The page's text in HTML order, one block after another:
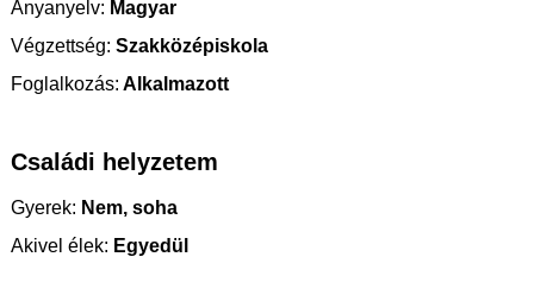
Anyanyelv: Magyar
Végzettség: Szakközépiskola
Foglalkozás: Alkalmazott
Családi helyzetem
Gyerek: Nem, soha
Akivel élek: Egyedül